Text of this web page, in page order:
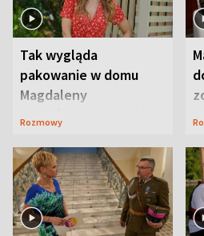
Tak wygląda
pakowanie w domu
Magdaleny
Waligórskiej-Lisieckiej.
Rozmowy